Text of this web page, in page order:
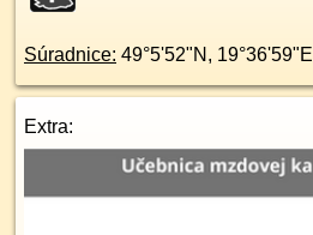
Súradnice: 49°5'52"N , 19°36'59"E
Extra: